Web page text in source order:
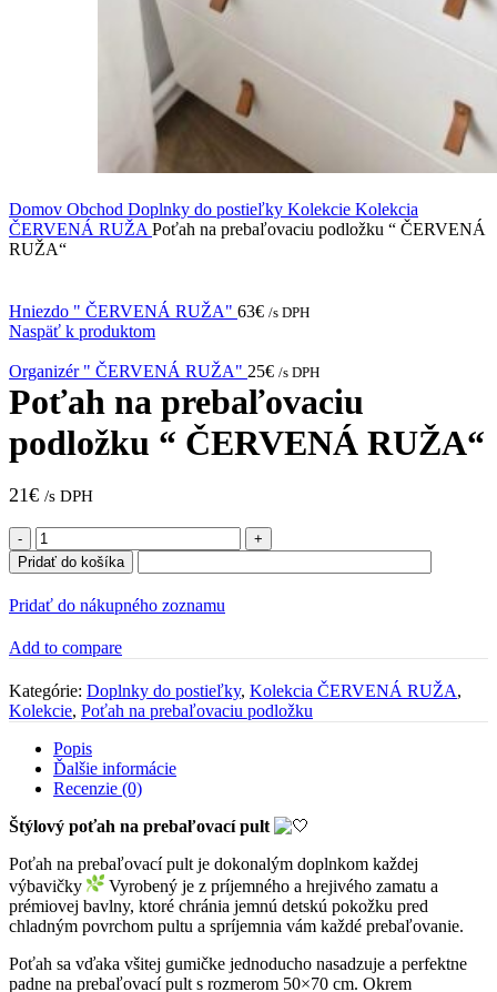
Domov Obchod Doplnky do postieľky Kolekcie Kolekcia
ČERVENÁ RUŽA Poťah na prebaľovaciu podložku “ ČERVENÁ
RUŽA“
Hniezdo " ČERVENÁ RUŽA" 63€ /s DPH
Naspäť k produktom
Organizér " ČERVENÁ RUŽA" 25€ /s DPH
Poťah na prebaľovaciu
podložku “ ČERVENÁ RUŽA“
21€ /s DPH
množstvo
Poťah
na
prebaľovaciu
podložku
ČERVENÁ
Pridať do košíka
Pridať do nákupného zoznamu
Add to compare
Kategórie: Doplnky do postieľky, Kolekcia ČERVENÁ RUŽA,
Kolekcie, Poťah na prebaľovaciu podložku
Popis
Ďalšie informácie
Recenzie (0)
Štýlový poťah na prebaľovací pult
Poťah na prebaľovací pult je dokonalým doplnkom každej
výbavičky
Vyrobený je z príjemného a hrejivého zamatu a
prémiovej bavlny, ktoré chránia jemnú detskú pokožku pred
chladným povrchom pultu a spríjemnia vám každé prebaľovanie.
Poťah sa vďaka všitej gumičke jednoducho nasadzuje a perfektne
padne na prebaľovací pult s rozmerom 50×70 cm. Okrem